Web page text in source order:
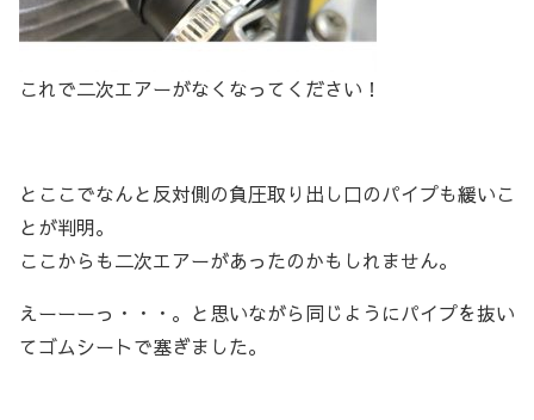
これで二次エアーがなくなってください！
とここでなんと反対側の負圧取り出し口のパイプも緩いこ
とが判明。
ここからも二次エアーがあったのかもしれません。
えーーーっ・・・。と思いながら同じようにパイプを抜い
てゴムシートで塞ぎました。